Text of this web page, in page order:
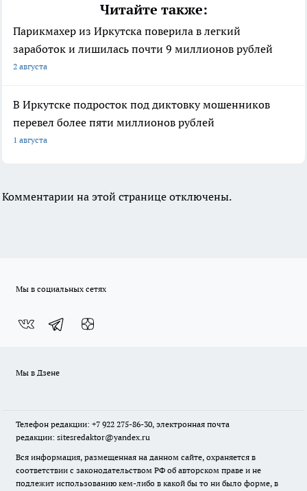
Читайте также:
Парикмахер из Иркутска поверила в легкий
заработок и лишилась почти 9 миллионов рублей
2 августа
В Иркутске подросток под диктовку мошенников
перевел более пяти миллионов рублей
1 августа
Комментарии на этой странице отключены.
Мы в социальных сетях
Мы в Дзене
Телефон редакции: +7 922 275-86-30, электронная почта
редакции: sitesredaktor@yandex.ru
Вся информация, размещенная на данном сайте, охраняется в
соответствии с законодательством РФ об авторском праве и не
подлежит использованию кем-либо в какой бы то ни было форме, в